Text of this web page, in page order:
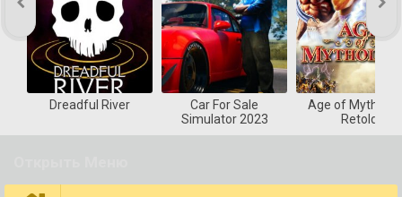
Dreadful River
Car For Sale
Simulator 2023
Age of
Retold